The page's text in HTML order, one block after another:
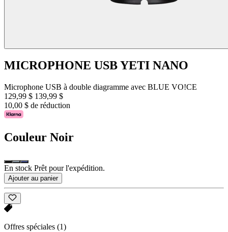
MICROPHONE USB YETI NANO
Microphone USB à double diagramme avec BLUE VO!CE
129,99 $ 139,99 $
10,00 $ de réduction
Couleur Noir
En stock Prêt pour l'expédition.
Ajouter au panier
Offres spéciales (1)